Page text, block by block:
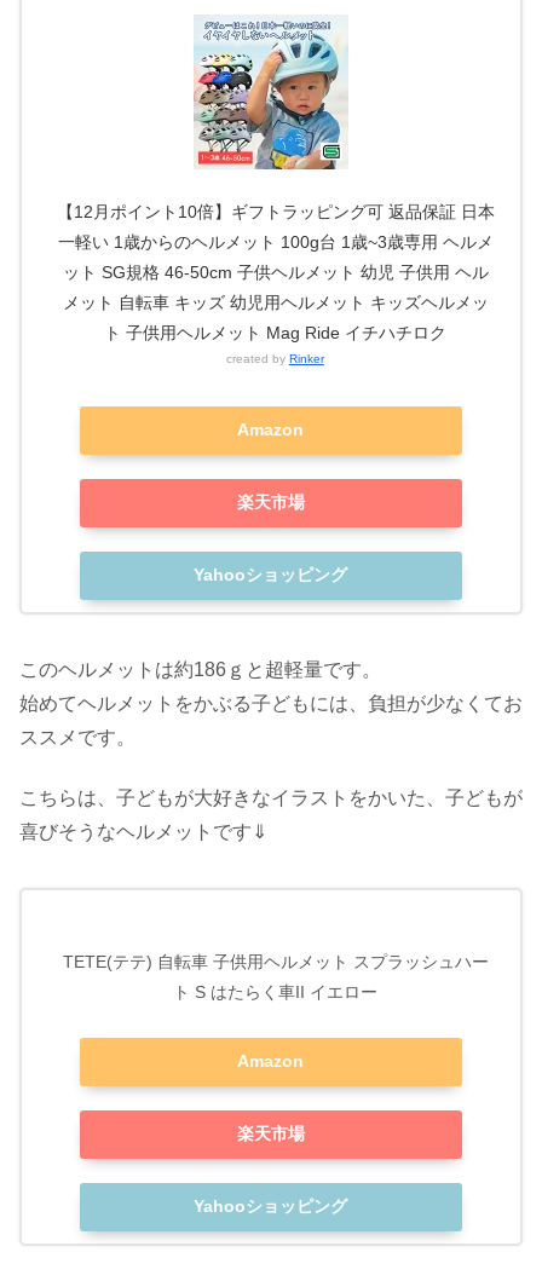
【12月ポイント10倍】ギフトラッピング可 返品保証 日本
一軽い 1歳からのヘルメット 100g台 1歳~3歳専用 ヘルメ
ット SG規格 46-50cm 子供ヘルメット 幼児 子供用 ヘル
メット 自転車 キッズ 幼児用ヘルメット キッズヘルメッ
ト 子供用ヘルメット Mag Ride イチハチロク
created by Rinker
Amazon
楽天市場
Yahooショッピング
このヘルメットは約186ｇと超軽量です。
始めてヘルメットをかぶる子どもには、負担が少なくてお
ススメです。
こちらは、子どもが大好きなイラストをかいた、子どもが
喜びそうなヘルメットです⇓
TETE(テテ) 自転車 子供用ヘルメット スプラッシュハー
ト S はたらく車II イエロー
Amazon
楽天市場
Yahooショッピング